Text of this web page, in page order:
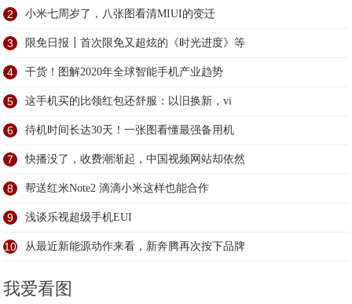
2 小米七周岁了，八张图看清MIUI的变迁
3 限免日报┃首次限免又超炫的《时光进度》等
4 干货！图解2020年全球智能手机产业趋势
5 这手机买的比领红包还舒服：以旧换新，vi
6 待机时间长达30天！一张图看懂最强备用机
7 快播没了，收费潮渐起，中国视频网站却依然
8 帮送红米Note2 滴滴小米这样也能合作
9 浅谈乐视超级手机EUI
10 从最近新能源动作来看，新奔腾再次按下品牌
我爱看图